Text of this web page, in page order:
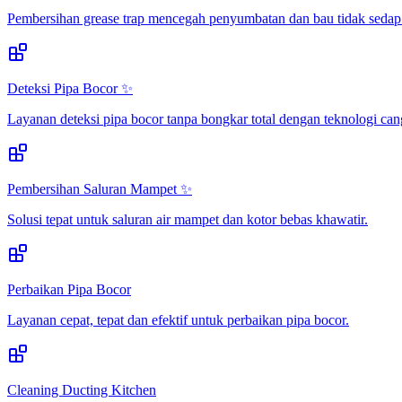
Pembersihan grease trap mencegah penyumbatan dan bau tidak
Deteksi Pipa Bocor ✨
Layanan deteksi pipa bocor tanpa bongkar total dengan teknologi
Pembersihan Saluran Mampet ✨
Solusi tepat untuk saluran air mampet dan kotor bebas khawatir.
Perbaikan Pipa Bocor
Layanan cepat, tepat dan efektif untuk perbaikan pipa bocor.
Cleaning Ducting Kitchen